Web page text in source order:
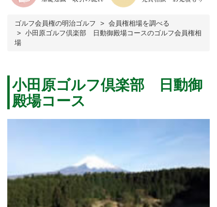
ゴルフ会員権の明治ゴルフ
会員権相場を調べる
小田原ゴルフ倶楽部 日動御殿場コースのゴルフ会員権相
場
小田原ゴルフ倶楽部 日動御
殿場コース